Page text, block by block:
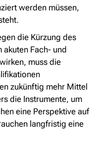
werden müssen,
die Kürzung des
akuten Fach- und
muss die
zukünftig mehr Mittel
die Instrumente, um
eine Perspektive auf
langfristig eine